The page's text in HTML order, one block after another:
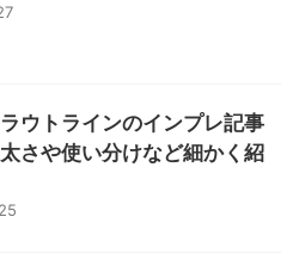
ウトラインのインプレ記事
さや使い分けなど細かく紹